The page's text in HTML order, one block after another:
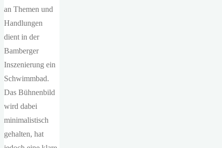
an Themen und
Handlungen
dient in der
Bamberger
Inszenierung ein
Schwimmbad.
Das Bühnenbild
wird dabei
minimalistisch
gehalten, hat